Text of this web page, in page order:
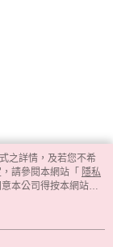
之詳情，及若您不希
請參閱本網站「 隱私
本公司得按本網站使